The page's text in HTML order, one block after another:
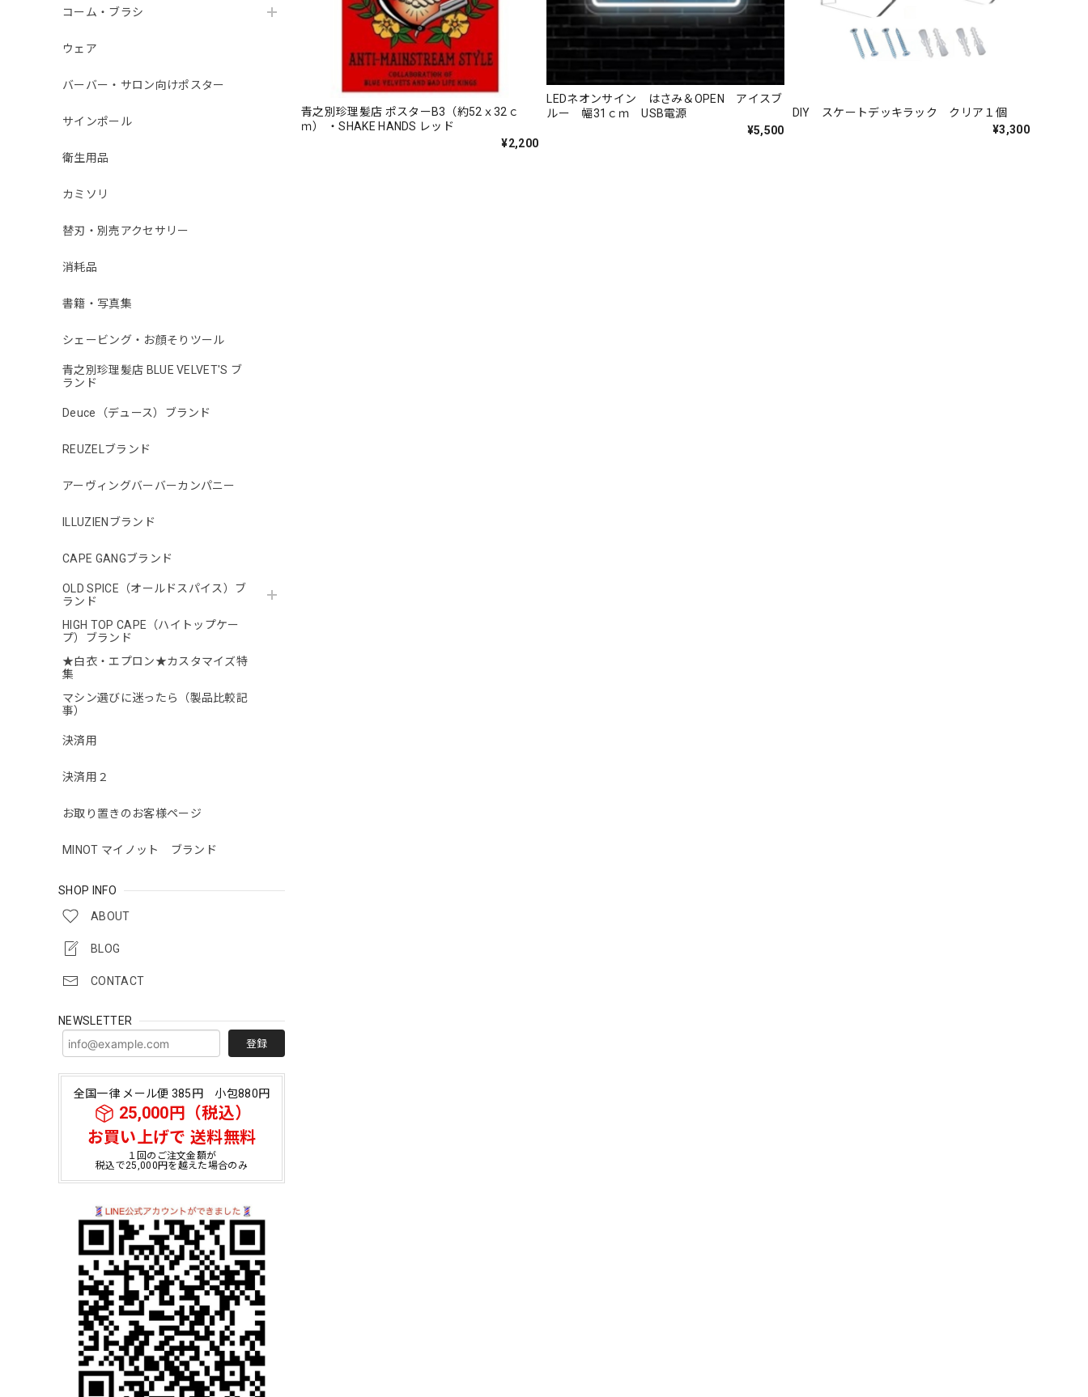
コーム・ブラシ
ウェア
バーバー・サロン向けポスター
サインポール
衛生用品
カミソリ
替刃・別売アクセサリー
消耗品
書籍・写真集
シェービング・お顔そりツール
青之別珍理髪店 BLUE VELVET'S ブ
ランド
Deuce（デュース）ブランド
REUZELブランド
アーヴィングバーバーカンパニー
ILLUZIENブランド
CAPE GANGブランド
OLD SPICE（オールドスパイス）ブ
ランド
HIGH TOP CAPE（ハイトップケー
プ）ブランド
★白衣・エプロン★カスタマイズ特
集
マシン選びに迷ったら（製品比較記
事）
決済用
決済用２
お取り置きのお客様ページ
MINOT マイノット ブランド
SHOP INFO
ABOUT
BLOG
CONTACT
NEWSLETTER
登録
全国一律 メール便 385円 小包880円
25,000円（税込）
お買い上げで 送料無料
１回のご注文金額が
税込で25,000円を越えた場合のみ
青之別珍理髪店 ポスターB3（約52ｘ32ｃ
ｍ） ・SHAKE HANDS レッド
¥2,200
LEDネオンサイン はさみ＆OPEN アイスブ
ルー 幅31ｃｍ USB電源
¥5,500
DIY スケートデッキラック クリア１個
¥3,300